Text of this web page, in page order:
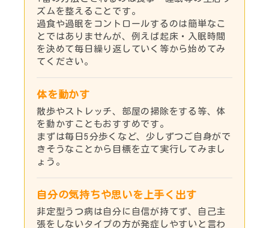
ズムを整えることです。
過食や過眠をコントロールするのは簡単なこ
とではありませんが、例えば起床・入眠時間
を決めて毎日繰り返していく等から始めてみ
てください。
体を動かす
散歩やストレッチ、部屋の掃除をする等、体
を動かすこともおすすめです。
まずは毎日5分歩くなど、少しずつご自身がで
きそうなことから目標を立て実行してみまし
ょう。
自分の気持ちや思いを上手く出す
非定型うつ病は自分に自信が持てず、自己主
張をしないタイプの方が発症しやすいと言わ